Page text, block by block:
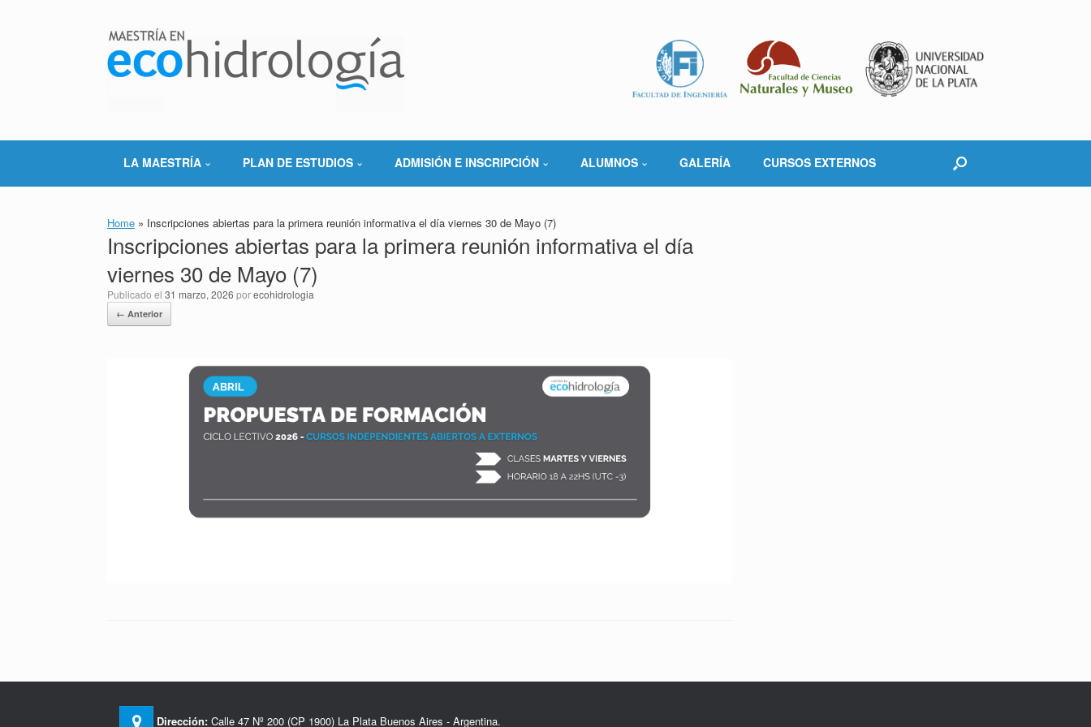
LA MAESTRÍA PLAN DE ESTUDIOS ADMISIÓN E INSCRIPCIÓN ALUMNOS GALERÍA CURSOS EXTERNOS
Home » Inscripciones abiertas para la primera reunión informativa el día viernes 30 de Mayo (7)
Inscripciones abiertas para la primera reunión informativa el día
viernes 30 de Mayo (7)
Publicado el 31 marzo, 2026 porecohidrologia
← Anterior
Dirección: Calle 47 Nº 200 (CP 1900) La Plata Buenos Aires - Argentina.